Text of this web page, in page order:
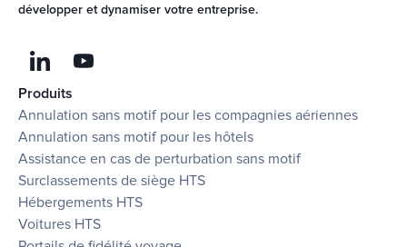
développer et dynamiser votre entreprise.
Produits
Annulation sans motif pour les compagnies aériennes
Annulation sans motif pour les hôtels
Assistance en cas de perturbation sans motif
Surclassements de siège HTS
Hébergements HTS
Voitures HTS